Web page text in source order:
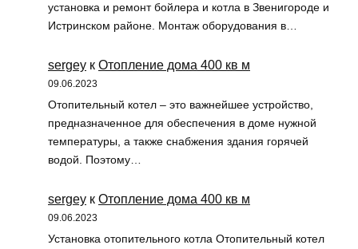
установка и ремонт бойлера и котла в Звенигороде и
Истринском районе. Монтаж оборудования в…
sergey к Отопление дома 400 кв м
09.06.2023
Отопительный котел – это важнейшее устройство,
предназначенное для обеспечения в доме нужной
температуры, а также снабжения здания горячей
водой. Поэтому…
sergey к Отопление дома 400 кв м
09.06.2023
Установка отопительного котла Отопительный котел